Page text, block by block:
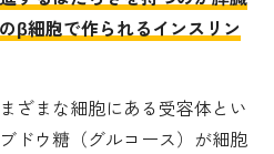
β細胞で作られるインスリン
ざまな細胞にある受容体とい
ドウ糖（グルコース）が細胞